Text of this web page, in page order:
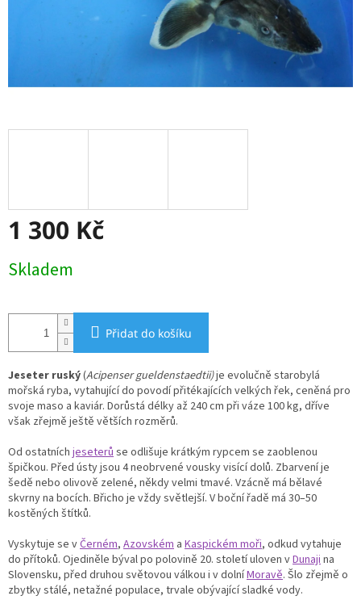
1 300 Kč
cena:
Skladem
Přidat do košíku
Jeseter ruský(Acipenser gueldenstaedtii)je evolučně starobylá
mořská ryba, vytahující do povodí přitékajících velkých řek, ceněná pro
svoje maso a kaviár. Dorůstá délky až 240 cm při váze 100 kg, dříve
však zřejmě ještě větších rozměrů.
Od ostatních jeseterůse odlišuje krátkým rypcem se zaoblenou
špičkou. Před ústy jsou 4 neobrvené vousky visící dolů. Zbarvení je
šedě nebo olivově zelené, někdy velmi tmavé. Vzácně má bělavé
skvrny na bocích. Břicho je vždy světlejší. V boční řadě má 30–50
kostěných štítků.
Vyskytuje se vČerném, Azovském a Kaspickém moři, odkud vytahuje
do přítoků. Ojediněle býval po polovině 20. století uloven vDunajina
Slovensku, před druhou světovou válkou i v dolníMoravě. Šlo zřejmě o
zbytky stálé, netažné populace, trvale obývající sladké vody.